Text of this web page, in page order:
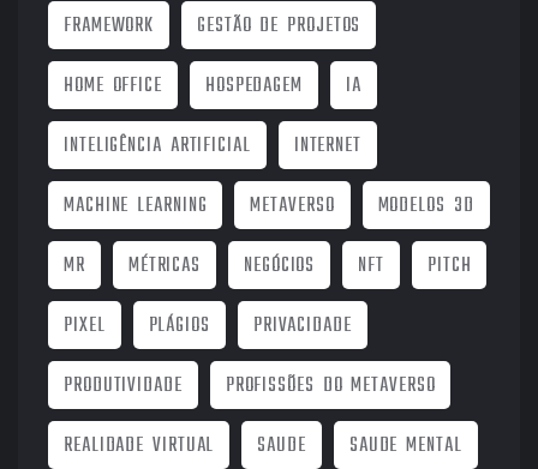
FRAMEWORK
GESTÃO DE PROJETOS
HOME OFFICE
HOSPEDAGEM
IA
INTELIGÊNCIA ARTIFICIAL
INTERNET
MACHINE LEARNING
METAVERSO
MODELOS 3D
MR
MÉTRICAS NEGÓCIOS NFT
PITCH
PIXEL
PLÁGIOS
PRIVACIDADE
PRODUTIVIDADE
PROFISSÕES DO METAVERSO
REALIDADE VIRTUAL
SAUDE
SAUDE MENTAL